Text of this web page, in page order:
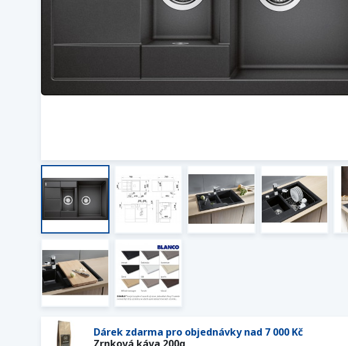
Dárek zdarma pro objednávky nad 7 000 Kč
Zrnková káva 200g